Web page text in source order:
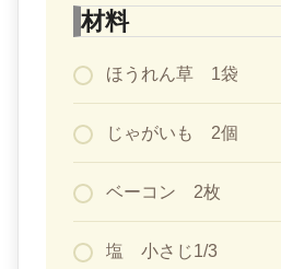
材料
ほうれん草 1袋
じゃがいも 2個
ベーコン 2枚
塩 小さじ1/3